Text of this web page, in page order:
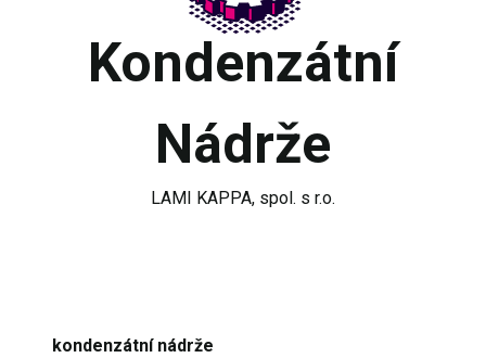
Kondenzátní
Nádrže
LAMI KAPPA, spol. s r.o.
kondenzátní nádrže